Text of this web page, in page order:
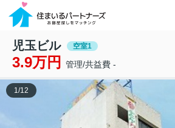
児玉ビル 空室1
3.9万円 管理/共益費 -
1/12